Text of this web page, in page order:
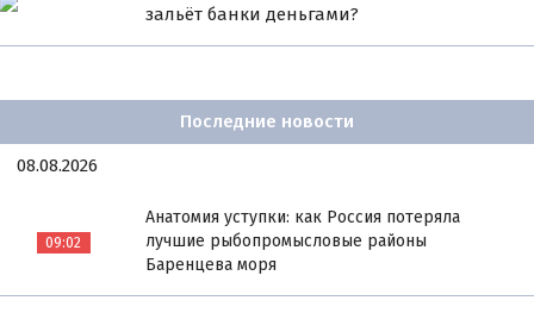
зальёт банки деньгами?
Последние новости
08.08.2026
09:02
Анатомия уступки: как Россия потеряла
лучшие рыбопромысловые районы
Баренцева моря